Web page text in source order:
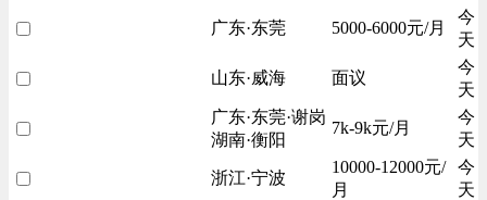
广东·东莞 5000-6000元/月
今
天
山东·威海 面议
今
天
广东·东莞·谢岗
湖南·衡阳
7k-9k元/月
今
天
浙江·宁波
10000-12000元/
月
今
天